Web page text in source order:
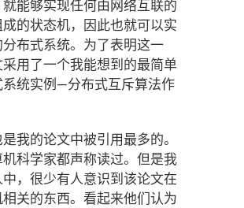
能够实现任何由网络互联的
成的状态机，因此也就可以实
布式系统。为了表明这一
采用了一个我能想到的最简单
系统实例—分布式互斥算法作
我的论文中被引用最多的。
科学家都声称读过。但是我
，很少有人意识到该论文在
关的东西。看起来他们认为